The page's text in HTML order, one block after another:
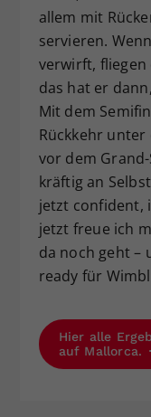
allem mit
servieren.
verwirft, fliegen
das hat er
Mit dem
Rückkehr
vor dem
kräftig an
jetzt confident,
jetzt freue ich
da noch geht –
ready für
Hier alle
auf Mallorca.